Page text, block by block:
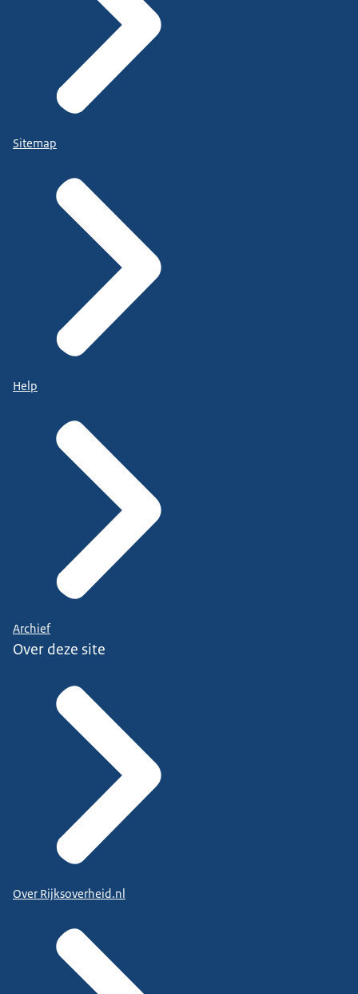
Sitemap
Help
Archief
Over deze site
Over Rijksoverheid.nl